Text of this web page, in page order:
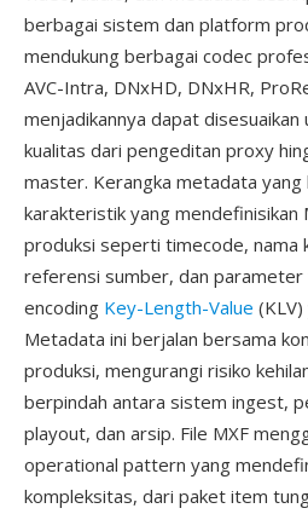
berbagai sistem dan platform
mendukung berbagai codec
AVC-Intra, DNxHD, DNxHR,
menjadikannya dapat
kualitas dari pengeditan proxy
master. Kerangka metadata yang
karakteristik yang mendefinisikan
produksi seperti timecode, nama
referensi sumber, dan parameter
encoding Key-Length-Value
Metadata ini berjalan bersama
produksi, mengurangi risiko
berpindah antara sistem ingest,
playout, dan arsip. File MXF
operational pattern yang
kompleksitas, dari paket item